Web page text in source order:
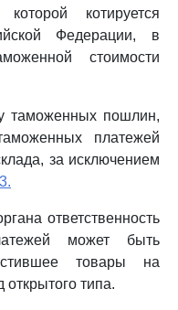
котируется
Федерации, в
стоимости
таможенных пошлин,
платежей
за исключением
ответственность
может быть
товары на
типа.